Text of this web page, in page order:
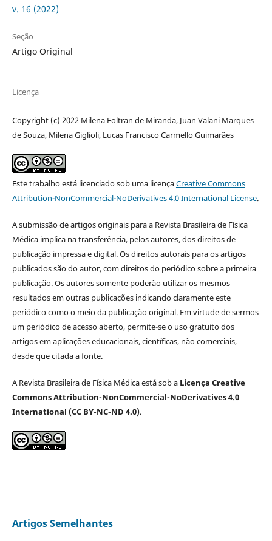
v. 16 (2022)
Seção
Artigo Original
Licença
Copyright (c) 2022 Milena Foltran de Miranda, Juan Valani Marques
de Souza, Milena Giglioli, Lucas Francisco Carmello Guimarães
Este trabalho está licenciado sob uma licençaCreative Commons
Attribution-NonCommercial-NoDerivatives 4.0 International License.
A submissão de artigos originais para a Revista Brasileira de Física
Médica implica na transferência, pelos autores, dos direitos de
publicação impressa e digital. Os direitos autorais para os artigos
publicados são do autor, com direitos do periódico sobre a primeira
publicação. Os autores somente poderão utilizar os mesmos
resultados em outras publicações indicando claramente este
periódico como o meio da publicação original. Em virtude de sermos
um periódico de acesso aberto, permite-se o uso gratuito dos
artigos em aplicações educacionais, científicas, não comerciais,
desde que citada a fonte.
A Revista Brasileira de Física Médica está sob a Licença Creative
Commons Attribution-NonCommercial-NoDerivatives 4.0
International (CC BY-NC-ND 4.0).
Artigos Semelhantes